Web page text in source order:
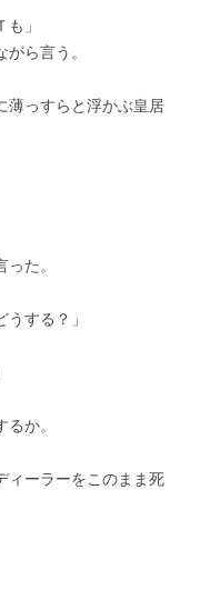
」
ら言う。
薄っすらと浮かぶ皇居
た。
する？」
か。
ィーラーをこのまま死